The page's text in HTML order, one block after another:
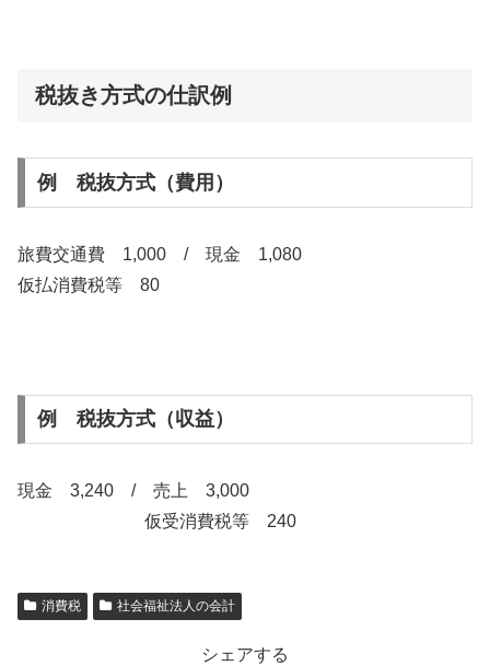
税抜き方式の仕訳例
例 税抜方式（費用）
旅費交通費 1,000 / 現金 1,080
仮払消費税等 80
例 税抜方式（収益）
現金 3,240 / 売上 3,000
仮受消費税等 240
消費税 社会福祉法人の会計
シェアする